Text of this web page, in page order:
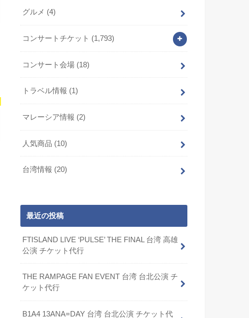
グルメ (4)
コンサートチケット (1,793)
コンサート会場 (18)
トラベル情報 (1)
マレーシア情報 (2)
人気商品 (10)
台湾情報 (20)
最近の投稿
FTISLAND LIVE ‘PULSE’ THE FINAL 台湾 高雄
公演 チケット代行
THE RAMPAGE FAN EVENT 台湾 台北公演 チ
ケット代行
B1A4 13ANA=DAY 台湾 台北公演 チケット代